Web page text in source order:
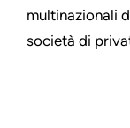
multinazionali
società di